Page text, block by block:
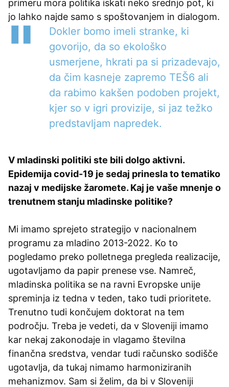
primeru mora politika iskati neko srednjo pot, ki
jo lahko najde samo s spoštovanjem in dialogom.
Dokler bomo imeli stranke, ki
govorijo, da so ekološko
usmerjene, hkrati pa si prizadevajo,
da čim kasneje zapremo TEŠ6 ali
da rabimo kakšen podoben projekt,
kjer so v igri provizije, si jaz težko
predstavljam napredek.
V mladinski politiki ste bili dolgo aktivni.
Epidemija covid-19 je sedaj prinesla to tematiko
nazaj v medijske žaromete. Kaj je vaše mnenje o
trenutnem stanju mladinske politike?
Mi imamo sprejeto strategijo v nacionalnem
programu za mladino 2013-2022. Ko to
pogledamo preko polletnega pregleda realizacije,
ugotavljamo da papir prenese vse. Namreč,
mladinska politika se na ravni Evropske unije
spreminja iz tedna v teden, tako tudi prioritete.
Trenutno tudi končujem doktorat na tem
področju. Treba je vedeti, da v Sloveniji imamo
kar nekaj zakonodaje in vlagamo številna
finančna sredstva, vendar tudi računsko sodišče
ugotavlja, da tukaj nimamo harmoniziranih
mehanizmov. Sam si želim, da bi v Sloveniji